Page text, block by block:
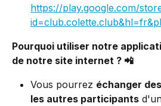
https://play.google.com/
Pourquoi utiliser notre
de notre site internet ? 📲
Vous pourrez échanger
les autres participants